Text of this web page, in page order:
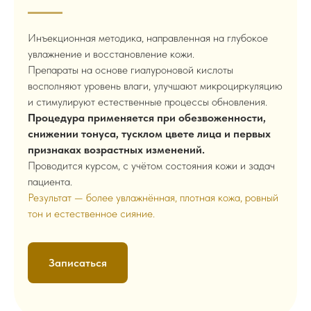
Инъекционная методика, направленная на глубокое
увлажнение и восстановление кожи.
Препараты на основе гиалуроновой кислоты
восполняют уровень влаги, улучшают микроциркуляцию
и стимулируют естественные процессы обновления.
Процедура применяется при обезвоженности,
снижении тонуса, тусклом цвете лица и первых
признаках возрастных изменений.
Проводится курсом, с учётом состояния кожи и задач
пациента.
Результат — более увлажнённая, плотная кожа, ровный
тон и естественное сияние.
Записаться